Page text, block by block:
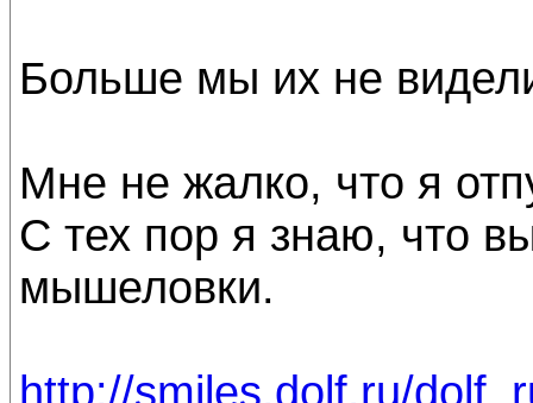
Больше мы их не
Мне не жалко, что я
С тех пор я знаю, что
мышеловки.
http://smiles.dolf.ru/